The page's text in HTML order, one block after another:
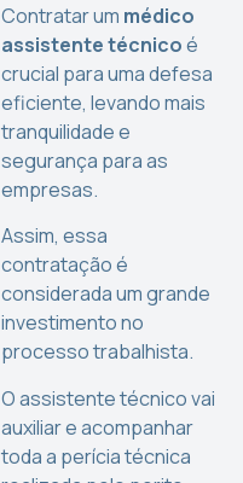
Contratar um médico
assistente técnicoé
crucial para uma defesa
eficiente, levando mais
tranquilidade e
segurança para as
empresas.
Assim, essa
contratação é
considerada um grande
investimento no
processo trabalhista.
O assistente técnico vai
auxiliar e acompanhar
toda a perícia técnica